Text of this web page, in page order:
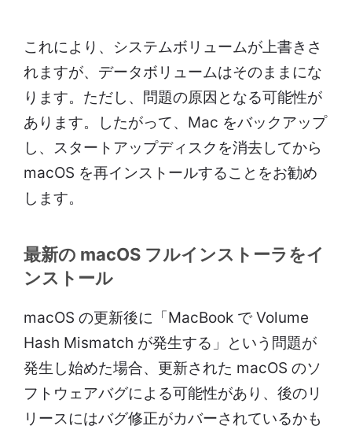
これにより、システムボリュームが上書きさ
れますが、データボリュームはそのままにな
ります。ただし、問題の原因となる可能性が
あります。したがって、Mac をバックアップ
し、スタートアップディスクを消去してから
macOS を再インストールすることをお勧め
します。
最新の macOS フルインストーラをイ
ンストール
macOS の更新後に「MacBook で Volume
Hash Mismatch が発生する」という問題が
発生し始めた場合、更新された macOS のソ
フトウェアバグによる可能性があり、後のリ
リースにはバグ修正がカバーされているかも